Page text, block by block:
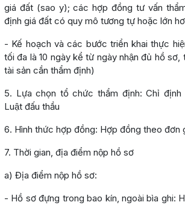
giá đất (sao y); các hợp đồng tư vấn
định giá đất có quy mô tương tự hoặc lớn
- Kế hoạch và các bước triển khai thực
tối đa là 10 ngày kể từ ngày nhận đủ hồ sơ,
tài sản cần thẩm định)
5. Lựa chọn tổ chức thẩm định: Chỉ định
Luật đấu thầu
6. Hình thức hợp đồng: Hợp đồng theo đơn
7. Thời gian, địa điểm nộp hồ sơ
a) Địa điểm nộp hồ sơ:
- Hồ sơ đựng trong bao kín, ngoài bìa ghi: